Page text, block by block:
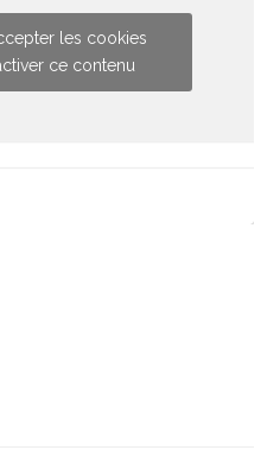
les cookies
ce contenu